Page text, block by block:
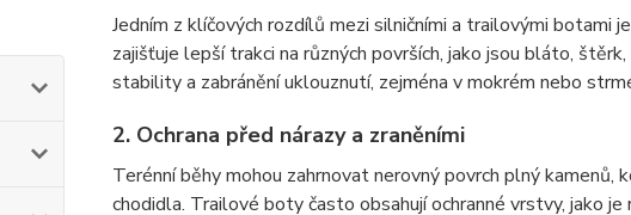
Jedním z klíčových rozdílů mezi silničními a trailovými botami
zajišťuje lepší trakci na různých površích, jako jsou bláto,
stability a zabránění uklouznutí, zejména v mokrém nebo
2. Ochrana před nárazy a zraněními
Terénní běhy mohou zahrnovat nerovný povrch plný
chodidla. Trailové boty často obsahují ochranné vrstvy, jako